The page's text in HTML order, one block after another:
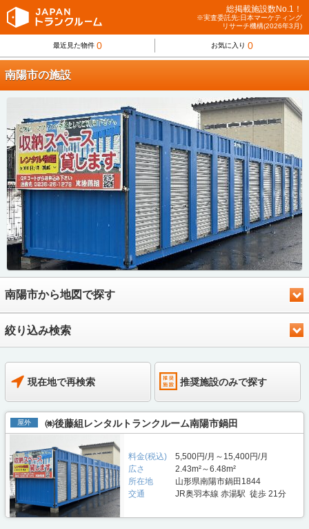
総掲載施設数No.1！
※実査委託先:日本マーケティング
リサーチ機構(2026年3月)
最近見た物件 0 お気に入り 0
南陽市の施設
南陽市から地図で探す
絞り込み検索
現在地で再検索 推奨施設のみで探す
屋外 ㈱後藤組レンタルトランクルーム南陽市鍋田
料金(税込)
5,500円/月～15,400円/月
広さ
2.43m²～6.48m²
所在地
山形県南陽市鍋田1844
交通
JR奥羽本線 赤湯駅 徒歩 21分